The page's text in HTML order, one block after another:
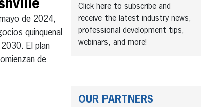
de 2024,
quinquenal
El plan
de
Click here to subscribe and
receive the latest industry news,
professional development tips,
webinars, and more!
OUR PARTNERS